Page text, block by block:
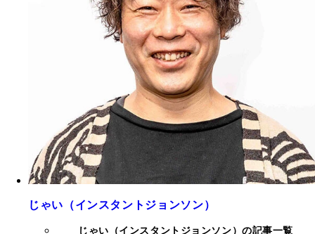
じゃい（インスタントジョンソン）
じゃい（インスタントジョンソン）の記事一覧